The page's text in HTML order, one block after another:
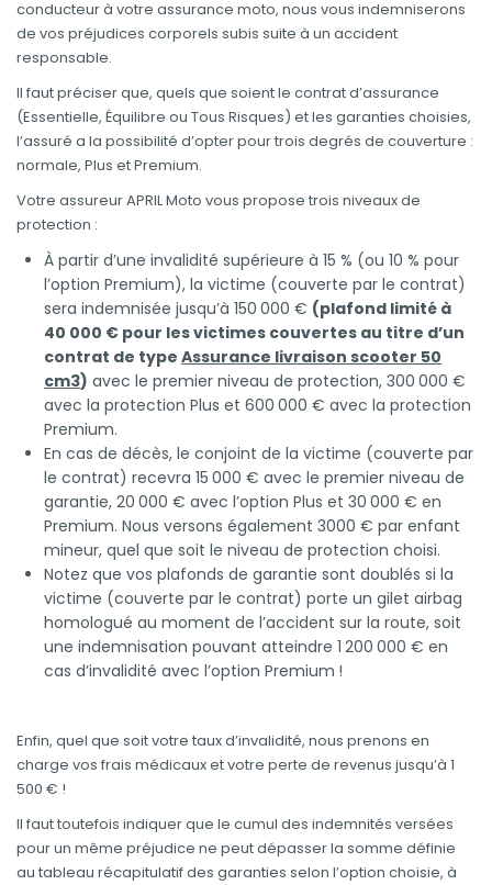
conducteur à votre assurance moto, nous vous indemniserons
de vos préjudices corporels subis suite à un accident
responsable.
Il faut préciser que, quels que soient le contrat d’assurance
(Essentielle, Équilibre ou Tous Risques) et les garanties choisies,
l’assuré a la possibilité d’opter pour trois degrés de couverture :
normale, Plus et Premium.
Votre assureur APRIL Moto vous propose trois niveaux de
protection :
À partir d’une invalidité supérieure à 15 % (ou 10 % pour
l’option Premium), la victime (couverte par le contrat)
sera indemnisée jusqu’à 150 000 € (plafond limité à
40 000 € pour les victimes couvertes au titre d’un
contrat de type Assurance livraison scooter 50
cm3) avec le premier niveau de protection, 300 000 €
avec la protection Plus et 600 000 € avec la protection
Premium.
En cas de décès, le conjoint de la victime (couverte par
le contrat) recevra 15 000 € avec le premier niveau de
garantie, 20 000 € avec l’option Plus et 30 000 € en
Premium. Nous versons également 3000 € par enfant
mineur, quel que soit le niveau de protection choisi.
Notez que vos plafonds de garantie sont doublés si la
victime (couverte par le contrat) porte un gilet airbag
homologué au moment de l’accident sur la route, soit
une indemnisation pouvant atteindre 1 200 000 € en
cas d’invalidité avec l’option Premium !
Enfin, quel que soit votre taux d’invalidité, nous prenons en
charge vos frais médicaux et votre perte de revenus jusqu’à 1
500 € !
Il faut toutefois indiquer que le cumul des indemnités versées
pour un même préjudice ne peut dépasser la somme définie
au tableau récapitulatif des garanties selon l’option choisie, à